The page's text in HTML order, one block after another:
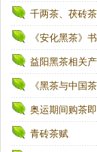
千两茶、茯砖
《安化黑茶》
益阳黑茶相关
《黑茶与中国茶
奥运期间购茶
青砖茶赋